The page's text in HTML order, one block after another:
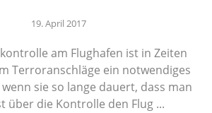
19. April 2017
am Flughafen ist in Zeiten
Terroranschläge ein notwendiges
sie so lange dauert, dass man
über die Kontrolle den Flug ...